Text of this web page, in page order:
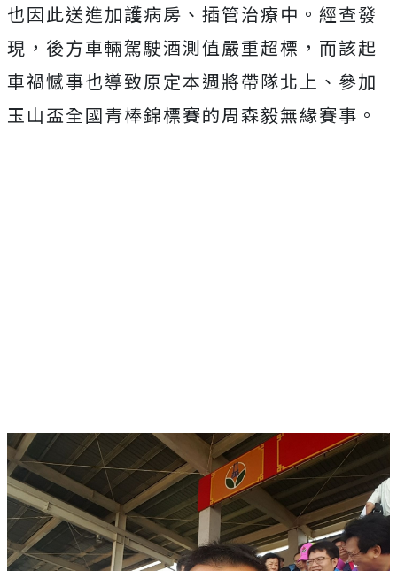
也因此送進加護病房、插管治療中。經查發
現，後方車輛駕駛酒測值嚴重超標，而該起
車禍憾事也導致原定本週將帶隊北上、參加
玉山盃全國青棒錦標賽的周森毅無緣賽事。